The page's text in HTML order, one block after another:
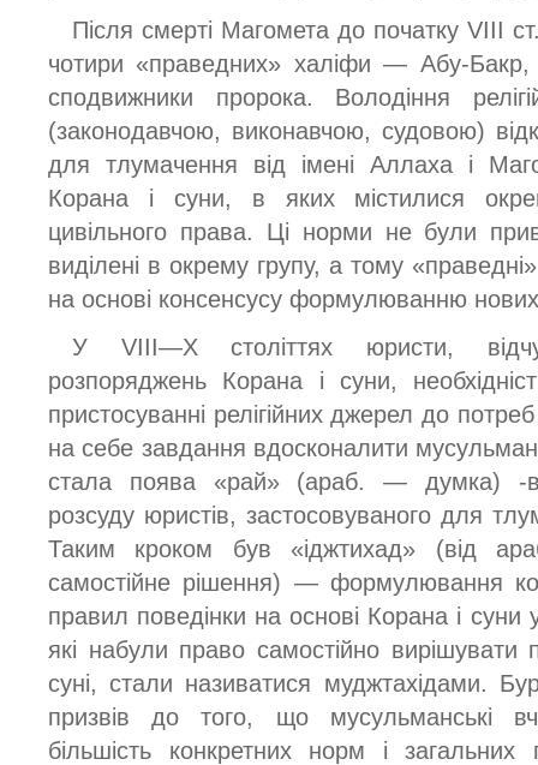
Після смерті Магомета до початку VIII
чотири «праведних» халіфи — Абу-
сподвижники пророка. Володіння
(законодавчою, виконавчою, судовою)
для тлумачення від імені Аллаха і
Корана і суни, в яких містилися
цивільного права. Ці норми не були
виділені в окрему групу, а тому
на основі консенсусу формулюванню
У VIII—X століттях юристи,
розпоряджень Корана і суни,
пристосуванні релігійних джерел до
на себе завдання вдосконалити
стала поява «рай» (араб. — думка) -
розсуду юристів, застосовуваного для
Таким кроком був «іджтихад» (від
самостійне рішення) — формулювання
правил поведінки на основі Корана і суни
які набули право самостійно вирішувати
суні, стали називатися муджтахідами.
призвів до того, що мусульманські
більшість конкретних норм і загальних